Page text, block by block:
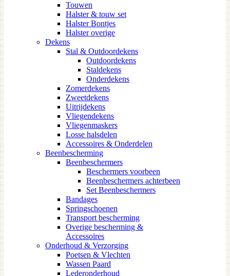
Touwen
Halster & touw set
Halster Bontjes
Halster overige
Dekens
Stal & Outdoordekens
Outdoordekens
Staldekens
Onderdekens
Zomerdekens
Zweetdekens
Uitrijdekens
Vliegendekens
Vliegenmaskers
Losse halsdelen
Accessoires & Onderdelen
Beenbescherming
Beenbeschermers
Beschermers voorbeen
Beenbeschermers achterbeen
Set Beenbeschermers
Bandages
Springschoenen
Transport bescherming
Overige bescherming &
Accessoires
Onderhoud & Verzorging
Poetsen & Vlechten
Wassen Paard
Lederonderhoud